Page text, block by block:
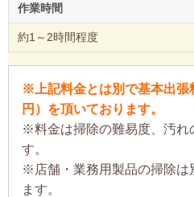
作業時間
約1～2時間程度
※上記料金とは別で基本出張
円）を頂いております。
※料金は掃除の難易度、汚れ
す。
※店舗・業務用製品の掃除は
ます。